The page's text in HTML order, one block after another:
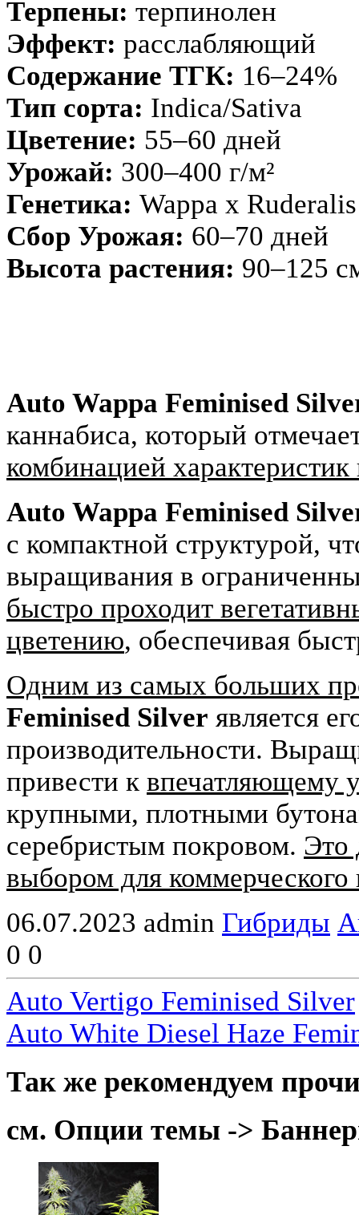
Терпены: терпинолен
Эффект: расслабляющий
Содержание ТГК: 16–24%
Тип сорта: Indica/Sativa
Цветение: 55–60 дней
Урожай: 300–400 г/м²
Генетика: Wappa х Ruderalis
Сбор Урожая: 60–70 дней
Высота растения: 90–125
Auto Wappa Feminised
каннабиса, который
комбинацией
Auto Wappa Feminised
с компактной структурой,
выращивания в
быстро проходит
цветению, обеспечивая
Одним из самых больших
Feminised Silver является
производительности.
привести к впечатляющему
крупными, плотными
серебристым покровом. Это
выбором для
06.07.2023 admin Гибриды
0 0
Auto Vertigo Feminised Silver
Auto White Diesel Haze
Так же рекомендуем
см. Опции темы ->